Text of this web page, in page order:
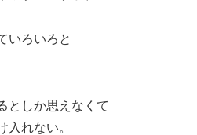
いろいろと
としか思えなくて
入れない。